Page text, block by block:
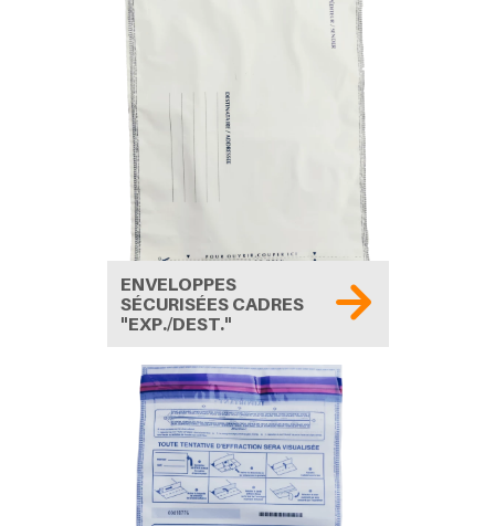
ENVELOPPES
SÉCURISÉES CADRES
"EXP./DEST."